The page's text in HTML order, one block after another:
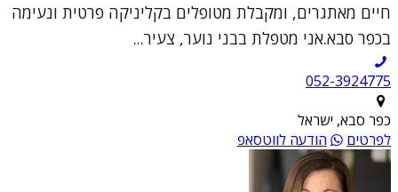
חיים מאתגרים, ומקבלת מטופלים בקליניקה פרטית ונעימה
בכפר סבא.אני מטפלת בבני נוער, צעיר...
052-3924775
כפר סבא, ישראל
לפרטים
הודעה לווטסאפ